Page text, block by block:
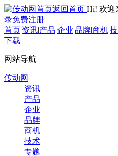
返回首页 Hi! 欢迎
录免费注册
首页|资讯|产品|企业|品牌|商机|
下载
网站导航
传动网
资讯
产品
企业
品牌
商机
技术
专题